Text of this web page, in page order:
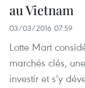
au Vietnam
03/03/2016 07:59
Lotte Mart
marchés clés,
investir et s’y